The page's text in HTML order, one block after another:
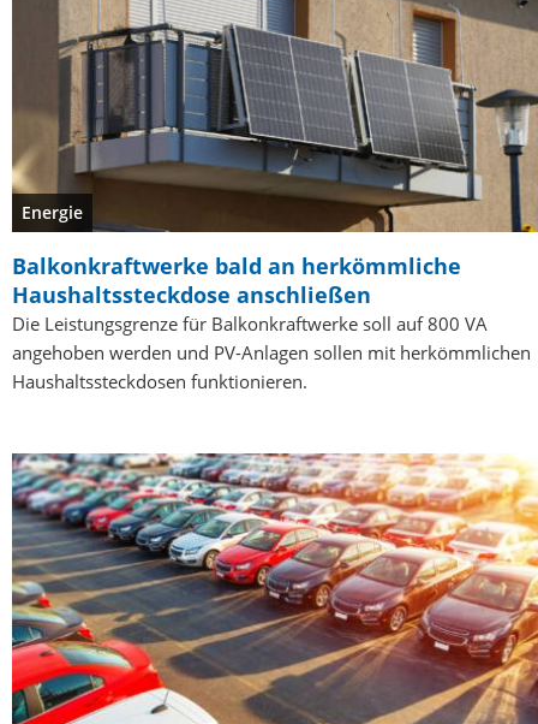
Energie
Balkonkraftwerke bald an herkömmliche
Haushaltssteckdose anschließen
Die Leistungsgrenze für Balkonkraftwerke soll auf 800 VA
angehoben werden und PV-Anlagen sollen mit herkömmlichen
Haushaltssteckdosen funktionieren.